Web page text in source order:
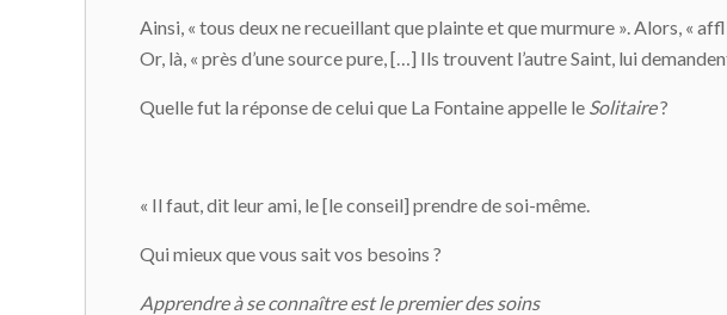
Ainsi, « tous deux ne recueillant que plainte et que murmure ». Alors, «
Or, là, « près d’une source pure, […] Ils trouvent l’autre Saint, lui
Quelle fut la réponse de celui que La Fontaine appelle le Solitaire?
« Il faut, dit leur ami, le [le conseil] prendre de soi-même.
Qui mieux que vous sait vos besoins ?
Apprendre à se connaître est le premier des soins